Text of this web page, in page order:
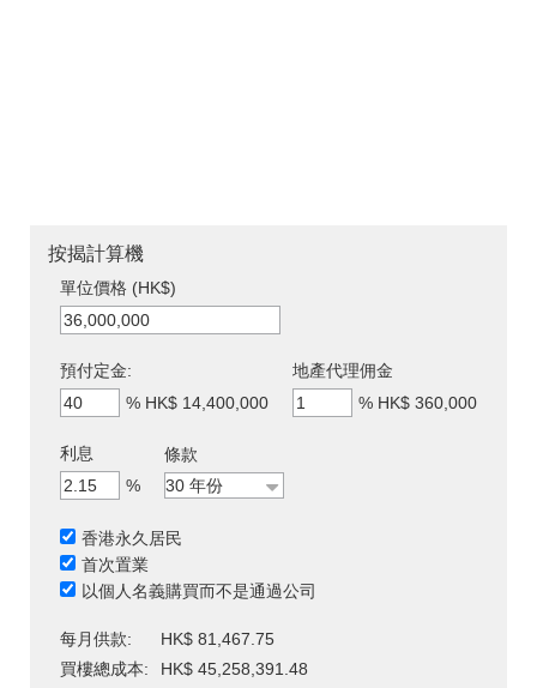
按揭計算機
單位價格 (HK$)
預付定金:
% HK$ 14,400,000
地產代理佣金
% HK$ 360,000
利息
%
條款
香港永久居民
首次置業
以個人名義購買而不是通過公司
每月供款:
HK$ 81,467.75
買樓總成本:
HK$ 45,258,391.48